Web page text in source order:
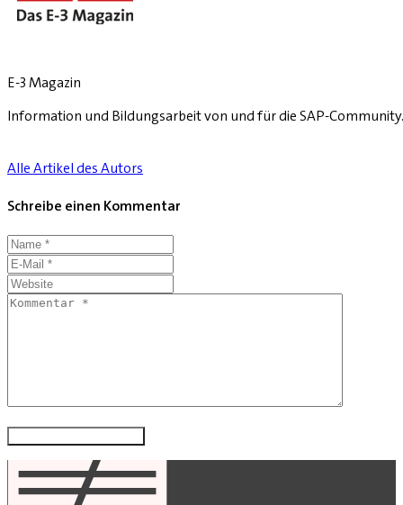
E-3 Magazin
Information und Bildungsarbeit von und für die SAP-Community.
Alle Artikel des Autors
Schreibe einen Kommentar